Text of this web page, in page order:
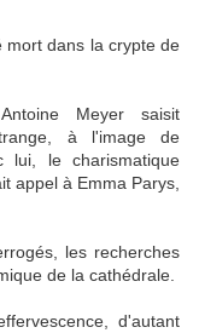
mort dans la crypte de
Meyer saisit
à l'image de
lui, le charismatique
appel à Emma Parys,
les recherches
de la cathédrale.
d'autant